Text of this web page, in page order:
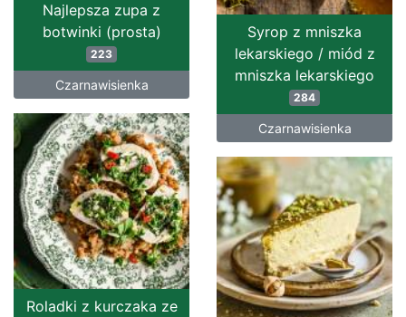
Najlepsza zupa z
botwinki (prosta)
223
Czarnawisienka
Syrop z mniszka
lekarskiego / miód z
mniszka lekarskiego
284
Czarnawisienka
Roladki z kurczaka ze